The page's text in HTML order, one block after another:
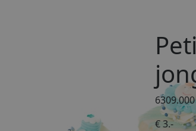
6309.000
€ 3.-